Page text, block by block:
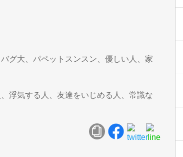
グ大、パペットスンスン、優しい人、家
浮気する人、友達をいじめる人、常識な